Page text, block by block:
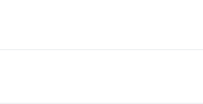
realmente contam! Tudo o que se passa na Saúde!